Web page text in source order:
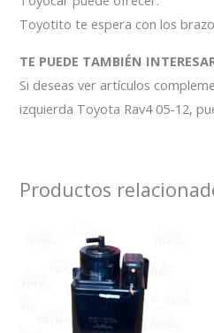
Toyotito te espera con los
TE PUEDE TAMBIÉN
Si deseas ver artículos
izquierda Toyota Rav4 05-12,
Productos